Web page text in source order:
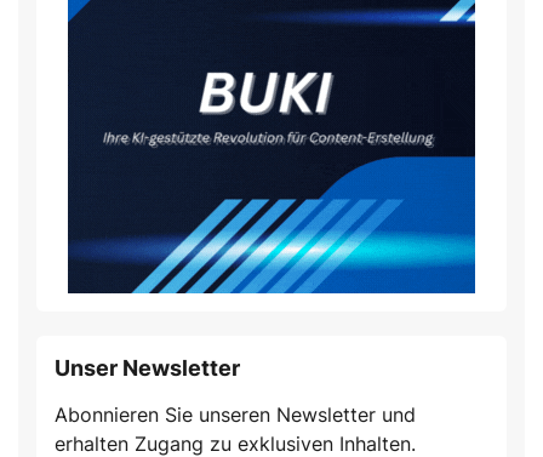
Unser Newsletter
Abonnieren Sie unseren Newsletter und
erhalten Zugang zu exklusiven Inhalten.